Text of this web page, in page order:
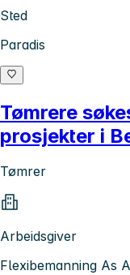
Sted
Paradis
Tømrere
prosjekter i
Tømrer
Arbeidsgiver
Flexibemanning As